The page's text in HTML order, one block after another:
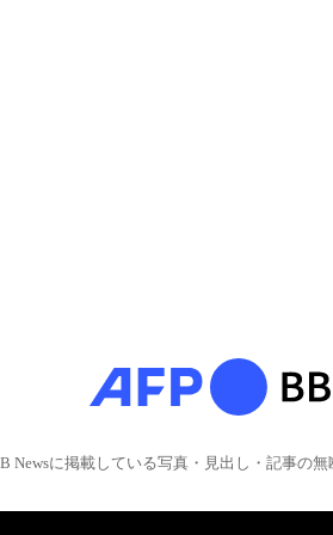
Newsに掲載している写真・見出し・記事の